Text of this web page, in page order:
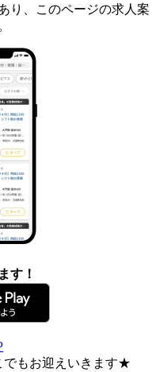
り、このページの求人案
す！
もお迎えいきます★